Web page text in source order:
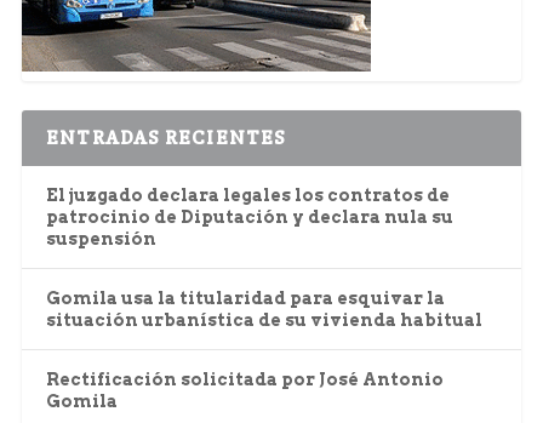
ENTRADAS RECIENTES
El juzgado declara legales los contratos de
patrocinio de Diputación y declara nula su
suspensión
Gomila usa la titularidad para esquivar la
situación urbanística de su vivienda habitual
Rectificación solicitada por José Antonio
Gomila